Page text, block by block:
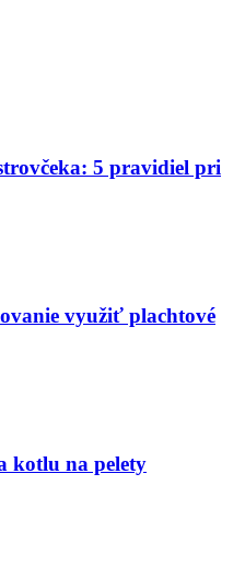
5 pravidiel pri
využiť plachtové
kotlu na pelety